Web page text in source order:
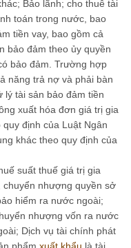
Bảo lãnh; cho thuê tài
toán trong nước, bao
tiền vay, bao gồm cả
bảo đảm theo ủy quyền
bảo đảm. Trường hợp
năng trả nợ và phải bàn
lý tài sản bảo đảm tiền
xuất hóa đơn giá trị gia
định của Luật Ngân
khác theo quy định của
suất thuế giá trị gia
chuyển nhượng quyền sở
hiểm ra nước ngoài;
nhượng vốn ra nước
Dịch vụ tài chính phát